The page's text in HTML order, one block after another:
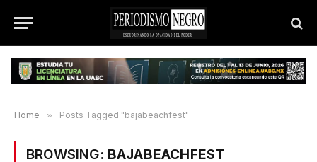
Home » Posts Tagged "bajabeachfest"
BROWSING: BAJABEACHFEST